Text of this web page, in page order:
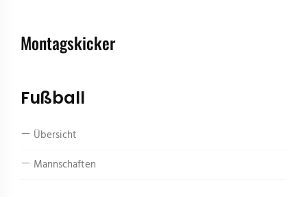
Montagskicker
Fußball
Übersicht
Mannschaften